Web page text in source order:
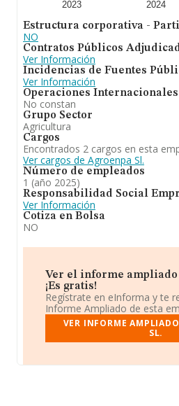
2023 2024
Estructura corporativa -
NO
Contratos Públicos
Ver Información
Incidencias de Fuentes
Ver Información
Operaciones Internacionales
No constan
Grupo Sector
Agricultura
Cargos
Encontrados 2 cargos en esta
Ver cargos de Agroenpa Sl.
Número de empleados
1 (año 2025)
Responsabilidad Social
Ver Información
Cotiza en Bolsa
NO
Ver el informe ampliado
¡Es gratis!
Regístrate en eInforma y te
Informe Ampliado de esta
VER INFORME
SL.